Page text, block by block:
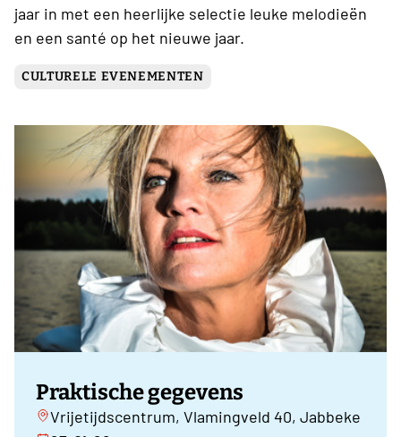
jaar in met een heerlijke selectie leuke melodieën
en een santé op het nieuwe jaar.
CULTURELE EVENEMENTEN
Praktische gegevens
Vrijetijdscentrum, Vlamingveld 40, Jabbeke